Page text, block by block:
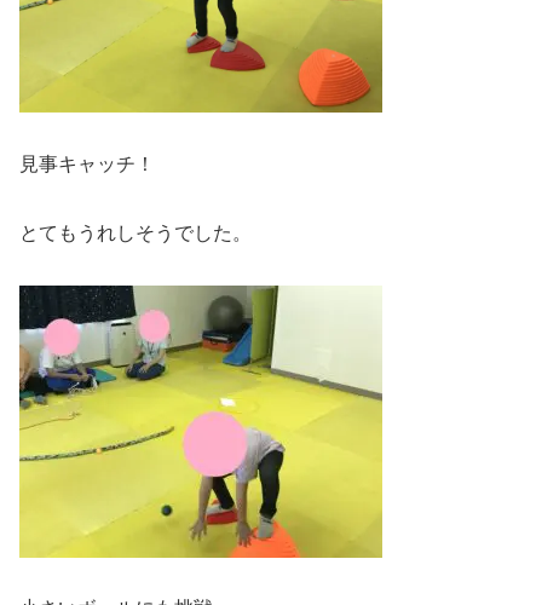
見事キャッチ！
とてもうれしそうでした。